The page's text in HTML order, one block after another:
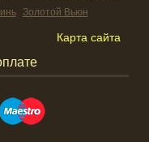
Золотой Вьюн
Карта сайта